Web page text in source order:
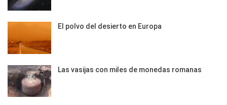
El polvo del desierto en Europa
Las vasijas con miles de monedas romanas